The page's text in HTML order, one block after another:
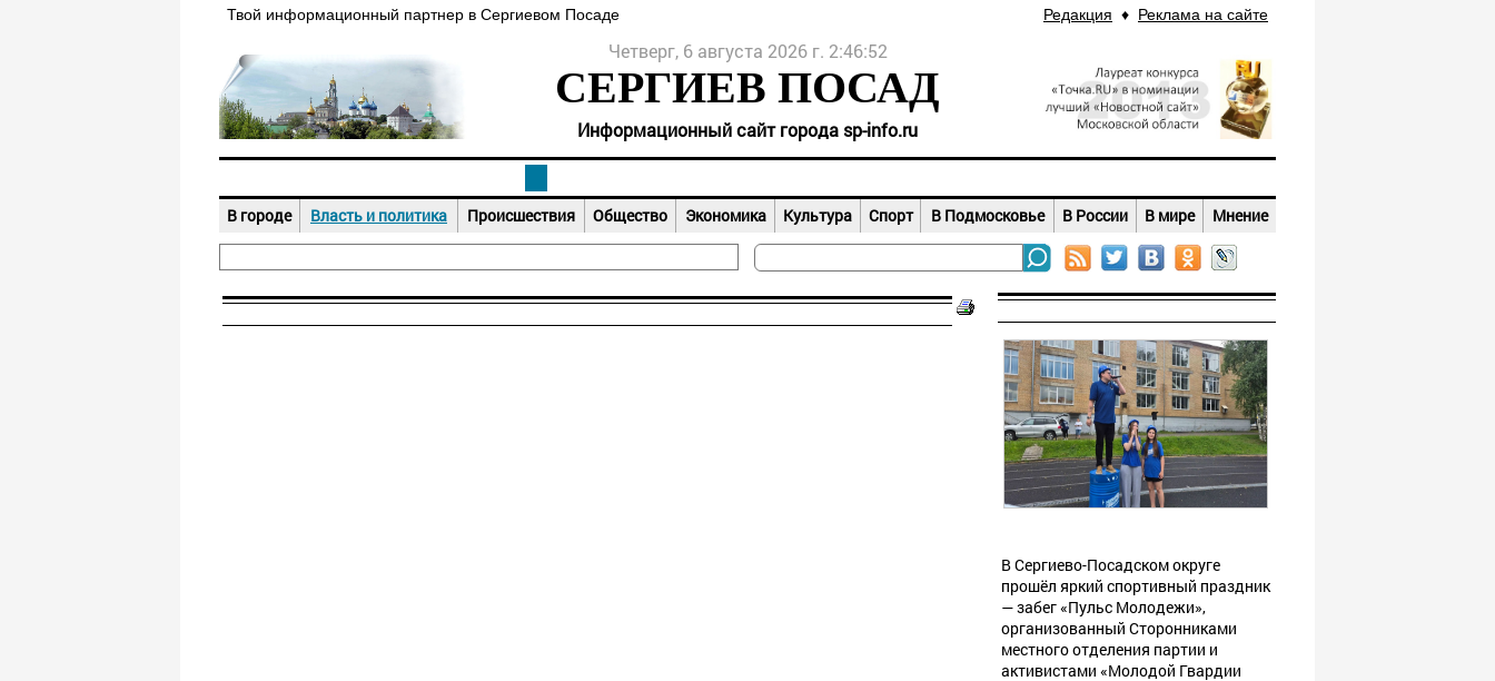
Твой информационный партнер в Сергиевом Посаде Редакция ♦ Реклама на сайте
Четверг, 6 августа 2026 г. 2:46:52
СЕРГИЕВ ПОСАД
Информационный сайт города sp-info.ru
В городе Власть и политика Происшествия Общество Экономика Культура Спорт В Подмосковье В России В мире Мнение
В Сергиево-Посадском округе
прошёл яркий спортивный праздник
— забег «Пульс Молодежи»,
организованный Сторонниками
местного отделения партии и
активистами «Молодой Гвардии